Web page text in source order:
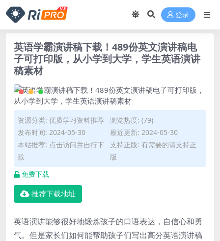
登录
英语学霸演讲稿下载！489份英文演讲稿电
子可打印版，从小学到大学，学生英语演讲
稿素材
资源分类: 优质学习资料推荐
浏览热度: (79)
发布时间: 2024-05-30
最近更新: 2024-05-30
本站推荐: 点击访问并自行下
载
支持正版: 有需要的请支持正
版
免费下载
推荐下载地址
英语演讲能够很好地锻炼孩子的口语表达，自信心和勇
气。但是家长们如何能帮助孩子们写出高分英语演讲稿